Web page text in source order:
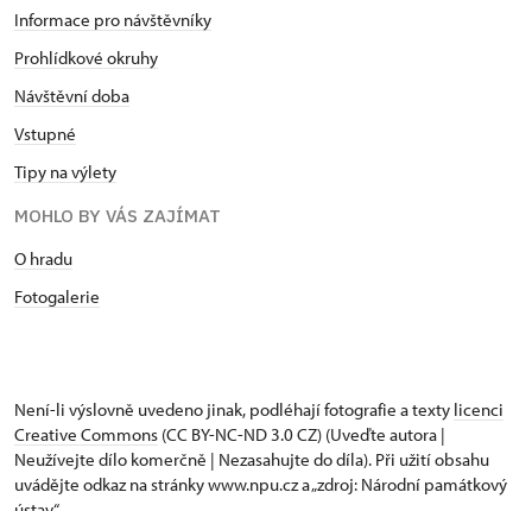
Informace pro návštěvníky
Prohlídkové okruhy
Návštěvní doba
Vstupné
Tipy na výlety
MOHLO BY VÁS ZAJÍMAT
O hradu
Fotogalerie
Není-li výslovně uvedeno jinak, podléhají fotografie a texty licenci
Creative Commons (CC BY-NC-ND 3.0 CZ) (Uveďte autora |
Neužívejte dílo komerčně | Nezasahujte do díla). Při užití obsahu
uvádějte odkaz na stránky www.npu.cz a „zdroj: Národní památkový